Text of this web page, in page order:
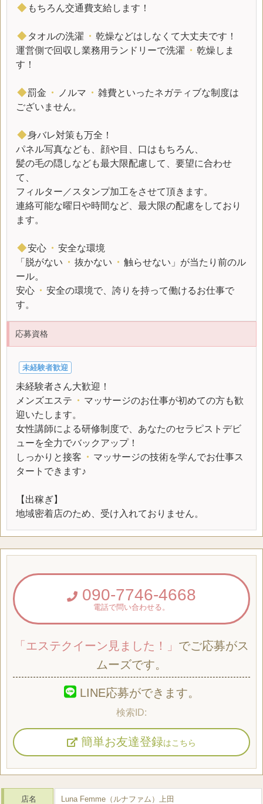
◆ もちろん交通費支給します！
◆ タオルの洗濯 ・ 乾燥などはしなくて大丈夫です！
運営側で回収し業務用ランドリーで洗濯 ・ 乾燥しま
す！
◆罰金 ・ ノルマ ・ 雑費といったネガティブな制度は
ございません。
◆身バレ対策も万全！
パネル写真なども、顔や目、口はもちろん、
髪の毛の隠しなども最大限配慮して、要望に合わせ
て、
フィルター／スタンプ加工をさせて頂きます。
連絡可能な曜日や時間など、最大限の配慮をしており
ます。
◆安心 ・ 安全な環境
「脱がない ・ 抜かない ・ 触らせない」が当たり前のル
ール。
安心 ・ 安全の環境で、誇りを持って働けるお仕事で
す。
応募資格
未経験者歓迎
未経験者さん大歓迎！
メンズエステ ・ マッサージのお仕事が初めての方も歓
迎いたします。
女性講師による研修制度で、あなたのセラピストデビ
ューを全力でバックアップ！
しっかりと接客 ・ マッサージの技術を学んでお仕事ス
タートできます♪
【出稼ぎ】
地域密着店のため、受け入れておりません。
090-7746-4668
電話で問い合わせる。
「エステクイーン見ました！」 でご応募がス
ムーズです。
LINE応募ができます。
簡単お友達登録はこちら
店名 Luna Femme（ルナファム）上田